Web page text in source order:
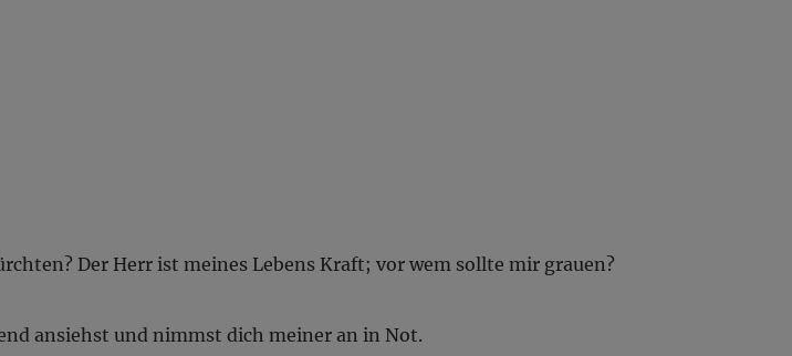
Der Herr ist meines Lebens Kraft; vor wem sollte mir grauen?
ansiehst und nimmst dich meiner an in Not.